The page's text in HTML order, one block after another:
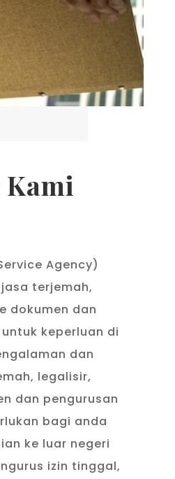
Agency)
terjemah,
dokumen dan
keperluan di
dan
legalisir,
dan pengurusan
bagi anda
ke luar negeri
izin tinggal,